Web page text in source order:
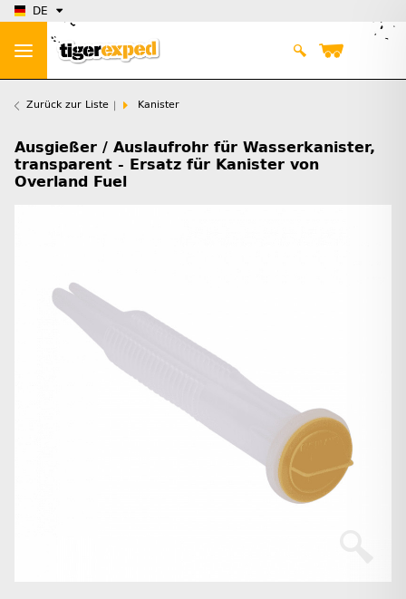
DE
Zurück zur Liste Kanister
Ausgießer / Auslaufrohr für Wasserkanister,
transparent - Ersatz für Kanister von
Overland Fuel